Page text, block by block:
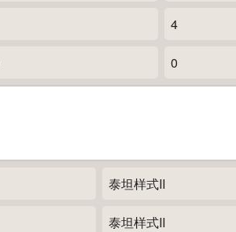
4
0
泰坦样式Ⅱ
泰坦样式Ⅱ